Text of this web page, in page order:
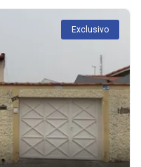
Exclusivo